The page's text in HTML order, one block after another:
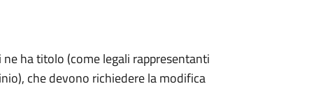
ha titolo (come legali rappresentanti
che devono richiedere la modifica